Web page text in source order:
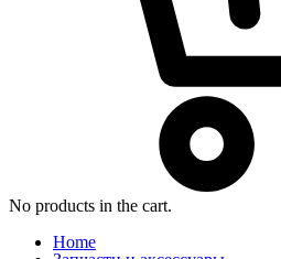
No products in the cart.
Home